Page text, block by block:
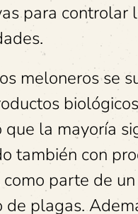
para controlar
meloneros se
que la mayoría
también con
como parte de
de plagas.